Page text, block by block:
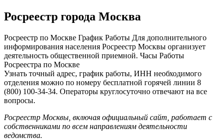
Росреестр города Москва
Росреестр по Москве График Работы Для дополнительного
информирования населения Росреестр Москвы организует
деятельность общественной приемной. Часы Работы
Росреестра по Москве
Узнать точный адрес, график работы, ИНН необходимого
отделения можно по номеру бесплатной горячей линии 8
(800) 100-34-34. Операторы круглосуточно отвечают на все
вопросы.
Росреестр Москвы, включая официальный сайт, работает с
собственниками по всем направлениям деятельности
ведомства.